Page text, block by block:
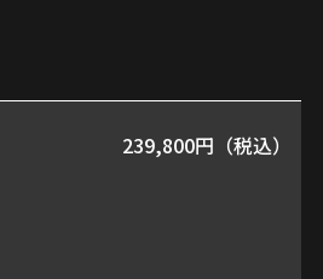
239,800円（税込）